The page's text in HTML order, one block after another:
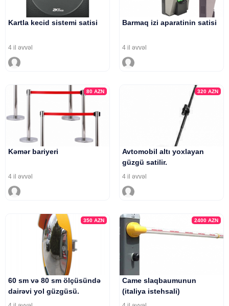
Kartla kecid sistemi satisi
4 il əvvəl
Barmaq izi aparatinin satisi
4 il əvvəl
80AZN
Kəmər bariyeri
4 il əvvəl
320 AZN
Avtomobil altı yoxlayan
güzgü satilir.
4 il əvvəl
350AZN
60 sm və 80 sm ölçüsündə
dairəvi yol güzgüsü.
2400 AZN
Came slaqbaumunun
(italiya istehsali)